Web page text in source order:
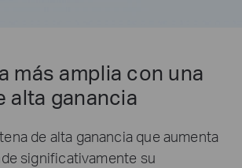
más amplia con una
alta ganancia
de alta ganancia que aumenta
significativamente su